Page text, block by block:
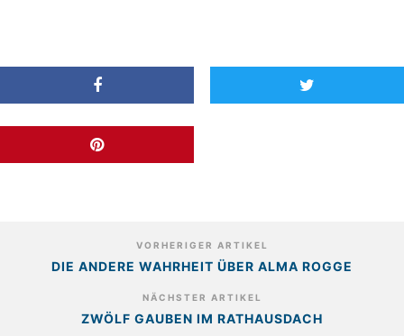
VORHERIGER ARTIKEL
DIE ANDERE WAHRHEIT ÜBER ALMA ROGGE
NÄCHSTER ARTIKEL
ZWÖLF GAUBEN IM RATHAUSDACH